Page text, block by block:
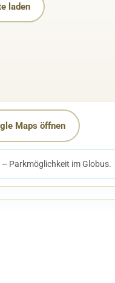
laden
Maps öffnen
Parkmöglichkeit im Globus.